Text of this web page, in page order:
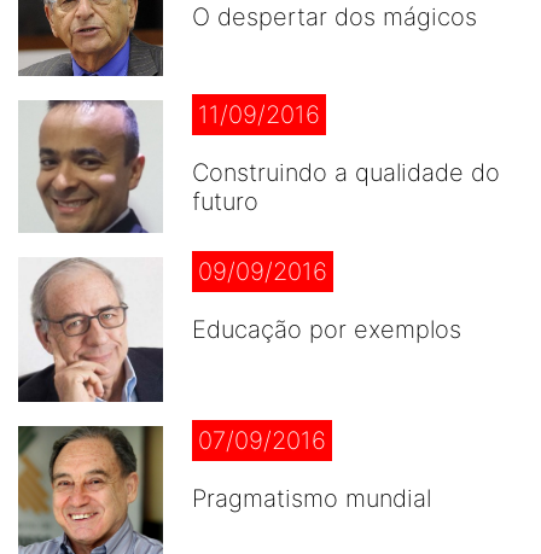
O despertar dos mágicos
11/09/2016
Construindo a qualidade do
futuro
09/09/2016
Educação por exemplos
07/09/2016
Pragmatismo mundial